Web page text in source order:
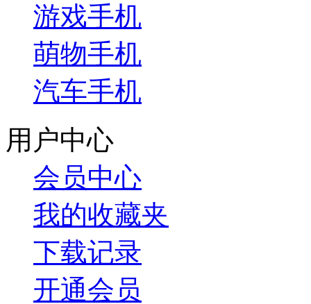
游戏手机
萌物手机
汽车手机
用户中心
会员中心
我的收藏夹
下载记录
开通会员